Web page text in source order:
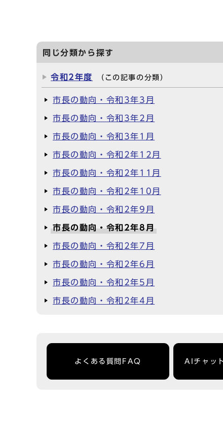
同じ分類から探す
令和2年度 （この記事の分類）
市長の動向・令和3年3月
市長の動向・令和3年2月
市長の動向・令和3年1月
市長の動向・令和2年12月
市長の動向・令和2年11月
市長の動向・令和2年10月
市長の動向・令和2年9月
市長の動向・令和2年8月
市長の動向・令和2年7月
市長の動向・令和2年6月
市長の動向・令和2年5月
市長の動向・令和2年4月
よくある質問FAQ AIチャッ